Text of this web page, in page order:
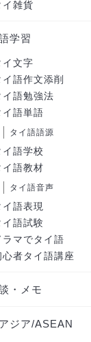
イ雑貨
学習
イ文字
イ語作文添削
イ語勉強法
イ語単語
タイ語語源
イ語学校
イ語教材
タイ語音声
イ語表現
イ語試験
ラマでタイ語
心者タイ語講座
・メモ
ジア/ASEAN